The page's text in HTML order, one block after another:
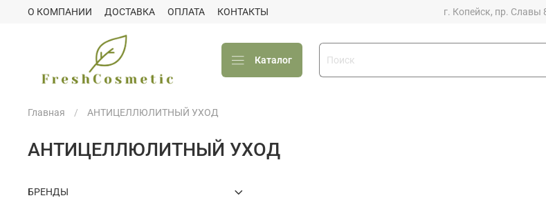
О КОМПАНИИ ДОСТАВКА ОПЛАТА КОНТАКТЫ г. Копейск, пр. Славы
Каталог
Главная АНТИЦЕЛЛЮЛИТНЫЙ УХОД
АНТИЦЕЛЛЮЛИТНЫЙ УХОД
БРЕНДЫ